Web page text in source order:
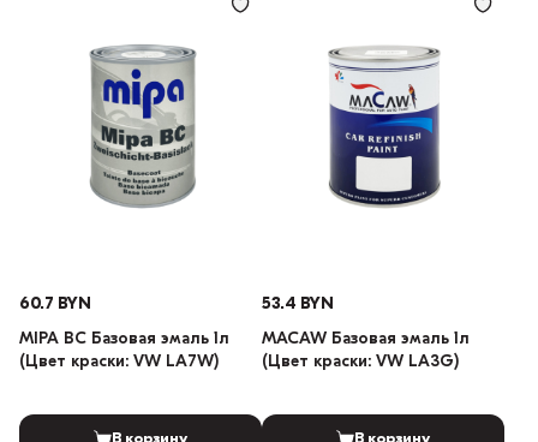
60.7 BYN
MIPA BC Базовая эмаль 1л
(Цвет краски: VW LA7W)
В корзину
53.4 BYN
MACAW Базовая эмаль 1л
(Цвет краски: VW LA3G)
В корзину